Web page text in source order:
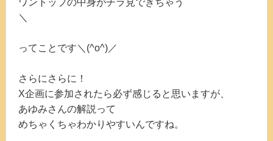
＼
ってことです＼(^o^)／
さらにさらに！
X企画に参加されたら必ず感じると思いますが、
あゆみさんの解説って
めちゃくちゃわかりやすいんですね。